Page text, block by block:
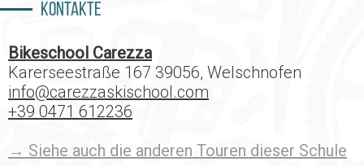
Kontakte
Bikeschool Carezza
Karerseestraße 167 39056, Welschnofen
info@carezzaskischool.com
+39 0471 612236
→ Siehe auch die anderen Touren dieser Schule